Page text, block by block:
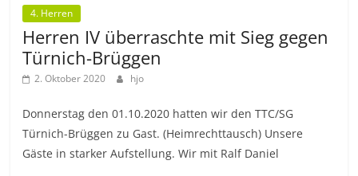
4. Herren
Herren IV überraschte mit Sieg gegen
Türnich-Brüggen
2. Oktober 2020 hjo
Donnerstag den 01.10.2020 hatten wir den TTC/SG
Türnich-Brüggen zu Gast. (Heimrechttausch) Unsere
Gäste in starker Aufstellung. Wir mit Ralf Daniel